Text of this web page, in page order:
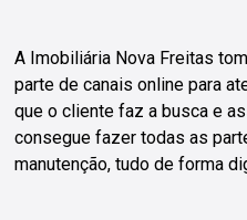
A Imobiliária Nova Freitas
parte de canais online para
que o cliente faz a busca e
consegue fazer todas as
manutenção, tudo de forma